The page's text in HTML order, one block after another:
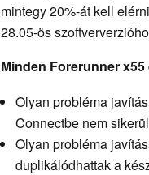
mintegy 20%-át kell
28.05-ös
Minden Forerunner
Olyan probléma
Connectbe nem
Olyan probléma
duplikálódhattak a